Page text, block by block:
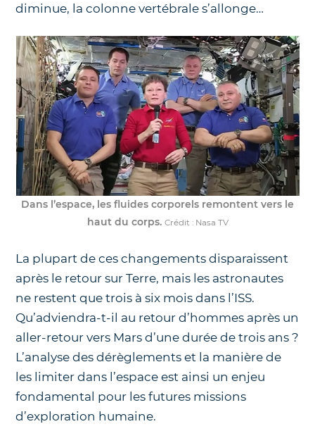
diminue, la colonne vertébrale s’allonge…
Dans l’espace, les fluides corporels remontent vers le
haut du corps. Crédit : Nasa TV
La plupart de ces changements disparaissent
après le retour sur Terre, mais les astronautes
ne restent que trois à six mois dans l’ISS.
Qu’adviendra-t-il au retour d’hommes après un
aller-retour vers Mars d’une durée de trois ans ?
L’analyse des dérèglements et la manière de
les limiter dans l’espace est ainsi un enjeu
fondamental pour les futures missions
d’exploration humaine.